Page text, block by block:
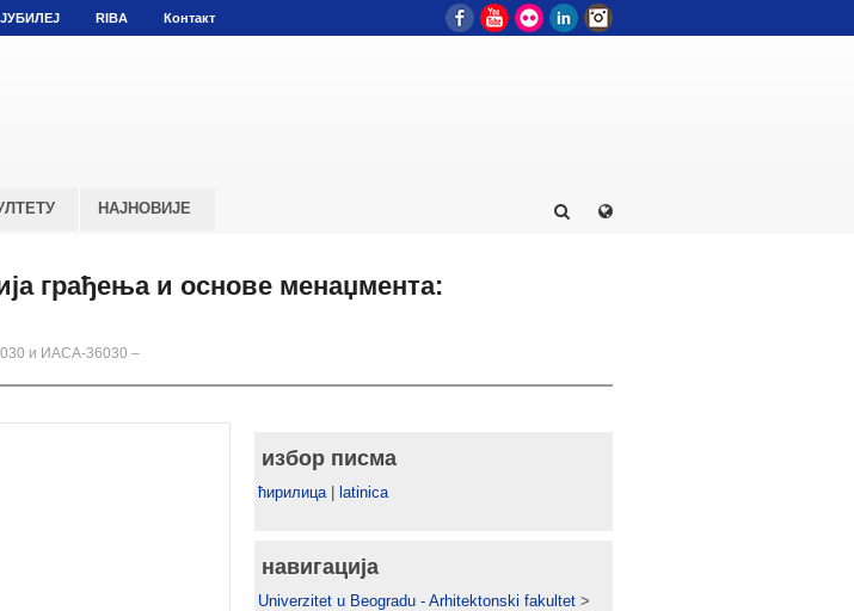
ЈУБИЛЕЈ RIBA Контакт FacebookYouTube
Flickr LinkedIn
НАЈНОВИЈЕ
грађења и основе менаџмента:
и ИАСА-36030 –
избор писма
ћирилица| latinica
навигација
Univerzitet u Beogradu - Arhitektonski fakultet >